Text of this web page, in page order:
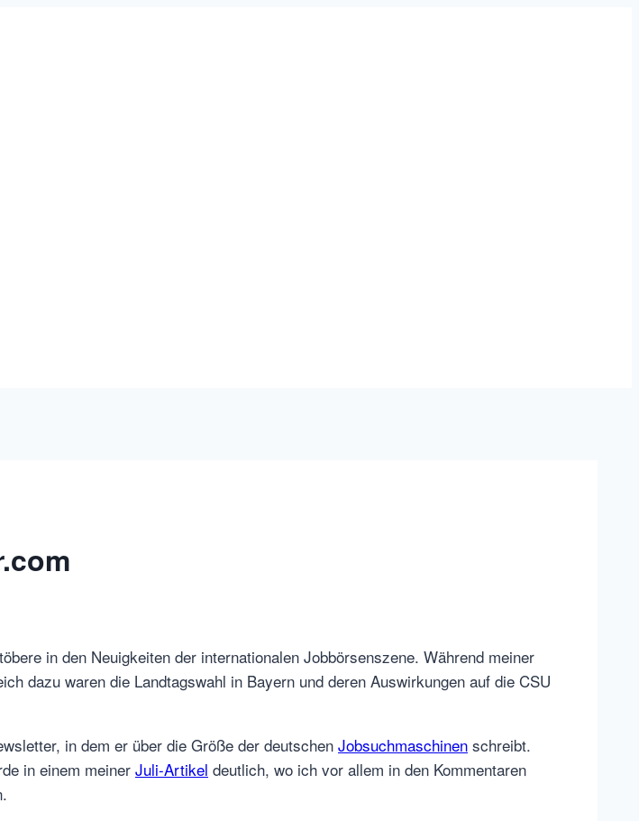
in den Neuigkeiten der internationalen Jobbörsenszene. Während meiner
dazu waren die Landtagswahl in Bayern und deren Auswirkungen auf die CSU
in dem er über die Größe der deutschen Jobsuchmaschinen schreibt.
in einem meiner Juli-Artikel deutlich, wo ich vor allem in den Kommentaren